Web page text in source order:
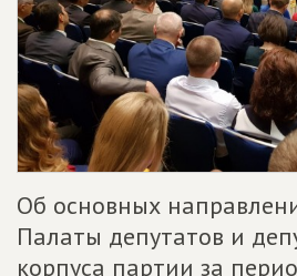
Об основных
Палаты депутатов и
корпуса партии за